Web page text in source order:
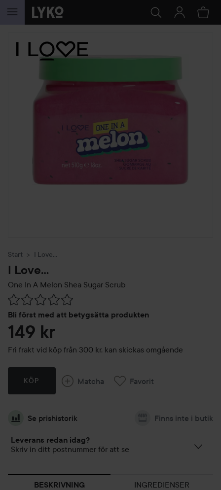
HOPPA TILL INNEHÅLLET
Start I Love...
I Love...
One In A Melon Shea Sugar Scrub
Bli först med att betygsätta produkten
Hoppa till Betyg & kommentarer
149 kr
Fri frakt vid köp från 300 kr, kan skickas omgående
KÖP Matcha Favorit
Se prishistorik Finns inte i butik
Leverans redan idag?
Skriv in ditt postnummer för att se
BESKRIVNING INGREDIENSER